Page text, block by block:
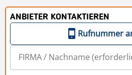
ANBIETER KONTAKTIEREN
Rufnummer